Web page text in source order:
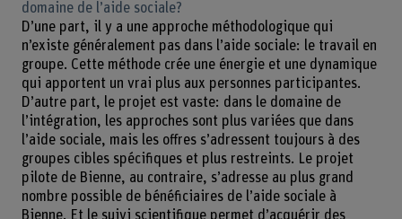
domaine de l’aide sociale?
D’une part, il y a une approche méthodologique qui
n’existe généralement pas dans l’aide sociale: le travail en
groupe. Cette méthode crée une énergie et une dynamique
qui apportent un vrai plus aux personnes participantes.
D’autre part, le projet est vaste: dans le domaine de
l’intégration, les approches sont plus variées que dans
l’aide sociale, mais les offres s’adressent toujours à des
groupes cibles spécifiques et plus restreints. Le projet
pilote de Bienne, au contraire, s’adresse au plus grand
nombre possible de bénéficiaires de l’aide sociale à
Bienne. Et le suivi scientifique permet d’acquérir des